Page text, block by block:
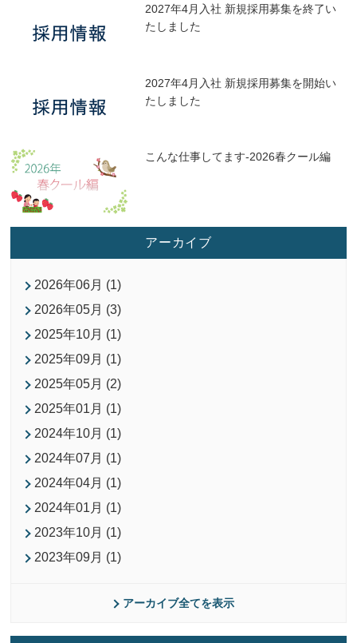
2027年4月入社 新規採用募集を終了い
たしました
2027年4月入社 新規採用募集を開始い
たしました
こんな仕事してます-2026春クール編
アーカイブ
2026年06月 (1)
2026年05月 (3)
2025年10月 (1)
2025年09月 (1)
2025年05月 (2)
2025年01月 (1)
2024年10月 (1)
2024年07月 (1)
2024年04月 (1)
2024年01月 (1)
2023年10月 (1)
2023年09月 (1)
アーカイブ全てを表示